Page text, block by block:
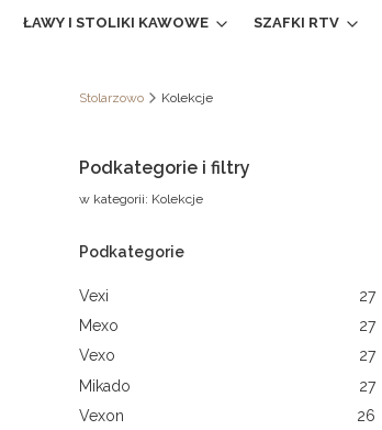
ŁAWY I STOLIKI KAWOWE SZAFKI RTV
Stolarzowo Kolekcje
Podkategorie i filtry
w kategorii: Kolekcje
Podkategorie
Vexi
27
Mexo
27
Vexo
27
Mikado
27
Vexon
26